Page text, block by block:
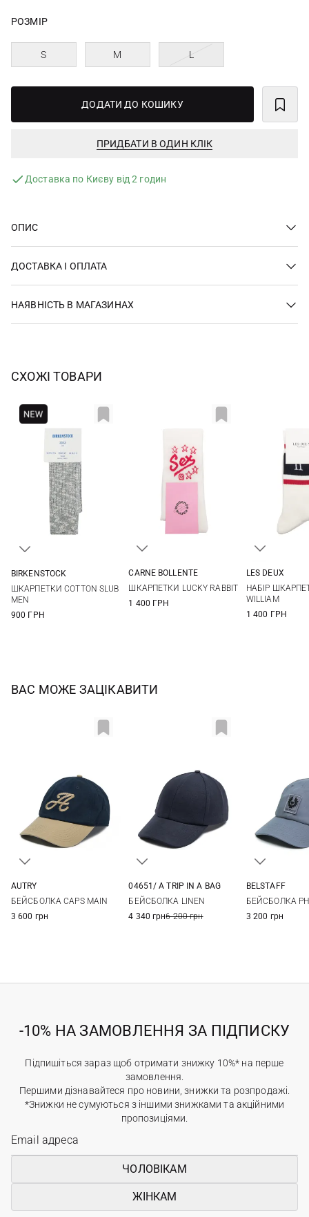
РОЗМІР
S M L
ДОДАТИ ДО КОШИКУ
ПРИДБАТИ В ОДИН КЛІК
Доставка по Києву від 2 годин
ОПИС
ДОСТАВКА І ОПЛАТА
НАЯВНІСТЬ В МАГАЗИНАХ
СХОЖІ ТОВАРИ
BIRKENSTOCK
ШКАРПЕТКИ COTTON SLUB
MEN
900 ГРН
CARNE BOLLENTE
ШКАРПЕТКИ LUCKY RABBIT
1 400 ГРН
LES DEUX
НАБІР
WILLIAM
1 400 ГРН
ВАС МОЖЕ ЗАЦІКАВИТИ
AUTRY
БЕЙСБОЛКА CAPS MAIN
3 600 грн
04651/ A TRIP IN A BAG
БЕЙСБОЛКА LINEN
4 340 грн6 200 грн
BELSTAFF
БЕЙСБОЛКА
3 200 грн
-10% НА ЗАМОВЛЕННЯ ЗА ПІДПИСКУ
Підпишіться зараз щоб отримати знижку 10%* на перше
замовлення.
Першими дізнавайтеся про новини, знижки та розпродажі.
*Знижки не сумуються з іншими знижками та акційними
пропозиціями.
ЧОЛОВІКАМ
ЖІНКАМ